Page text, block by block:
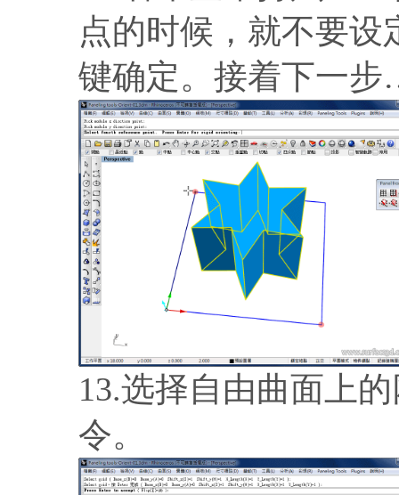
点的时候，就不要
键确定。接着下一
13.选择自由曲面上
令。